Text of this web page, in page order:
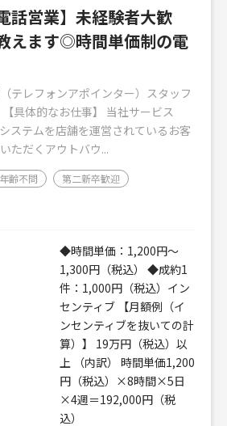
話営業】未経験者大歓
えます◎時間単価制の電
テレフォンアポインター）スタッフ
具体的なお仕事】 当社サービス
ステムを店舗を運営されているお客
ただくアウトバウ...
年齢不問
第二新卒歓迎
◆時間単価：1,200円～
1,300円（税込） ◆成約1
件：1,000円（税込）イン
センティブ 【月額例（イ
ンセンティブを抜いての計
算）】 19万円（税込）以
上 （内訳） 時間単価1,200
円（税込）×8時間×5日
×4週＝192,000円（税
込）